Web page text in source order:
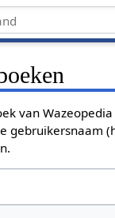
van
gebruikersnaam